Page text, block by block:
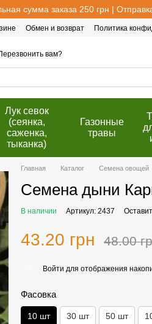
сумма заказа 250 грн |
Обмен и возврат
Политика
вам?
Лук севок
(сеянка,
саженка,
тыканка)
Газонные
травы
Главная Каталог Семена овощей
Семена дыни
В наличии Артикул: 2437
43.20 грн 48.00
Войти для отображения
Фасовка
10 шт 30 шт 50 шт